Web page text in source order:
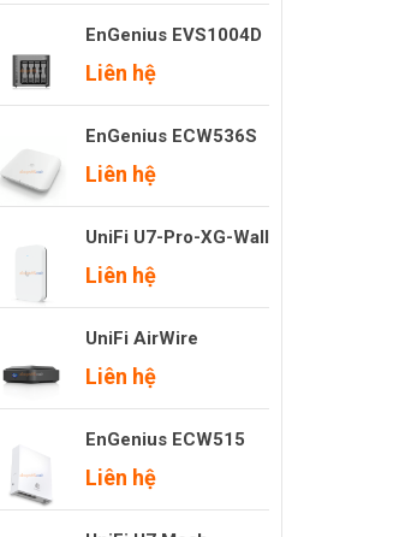
EnGenius EVS1004D
Liên hệ
EnGenius ECW536S
Liên hệ
UniFi U7-Pro-XG-Wall
Liên hệ
UniFi AirWire
Liên hệ
EnGenius ECW515
Liên hệ